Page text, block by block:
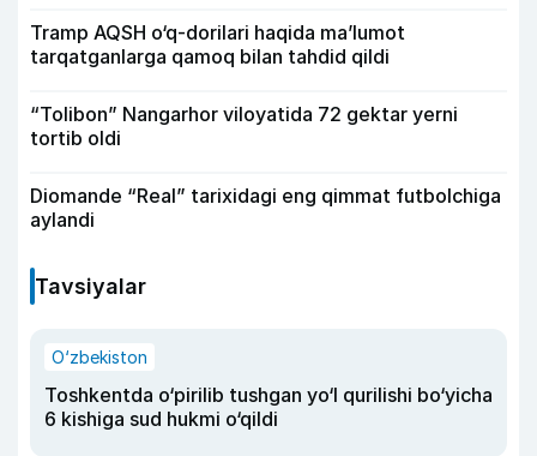
Tramp AQSH o‘q-dorilari haqida ma’lumot
tarqatganlarga qamoq bilan tahdid qildi
“Tolibon” Nangarhor viloyatida 72 gektar yerni
tortib oldi
Diomande “Real” tarixidagi eng qimmat futbolchiga
aylandi
Tavsiyalar
O‘zbekiston
Toshkentda o‘pirilib tushgan yo‘l qurilishi bo‘yicha
6 kishiga sud hukmi o‘qildi